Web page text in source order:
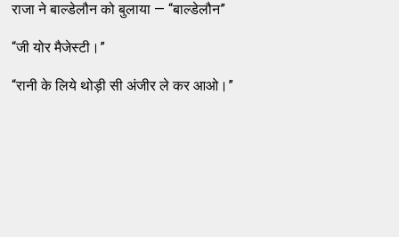
राजा ने बाल्डेलौन को बुलाया — “बाल्डेलौन”
“जी योर मैजेस्टी।”
“रानी के लिये थोड़ी सी अंजीर ले कर आओ।”